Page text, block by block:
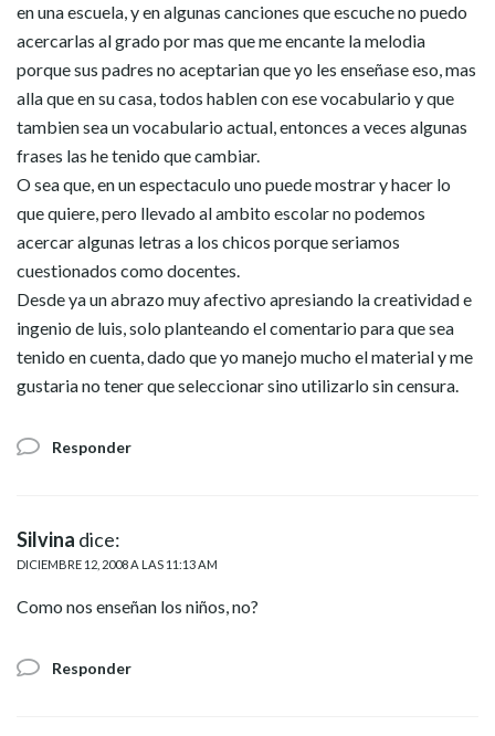
en una escuela, y en algunas canciones que escuche no puedo
acercarlas al grado por mas que me encante la melodia
porque sus padres no aceptarian que yo les enseñase eso, mas
alla que en su casa, todos hablen con ese vocabulario y que
tambien sea un vocabulario actual, entonces a veces algunas
frases las he tenido que cambiar.
O sea que, en un espectaculo uno puede mostrar y hacer lo
que quiere, pero llevado al ambito escolar no podemos
acercar algunas letras a los chicos porque seriamos
cuestionados como docentes.
Desde ya un abrazo muy afectivo apresiando la creatividad e
ingenio de luis, solo planteando el comentario para que sea
tenido en cuenta, dado que yo manejo mucho el material y me
gustaria no tener que seleccionar sino utilizarlo sin censura.
Responder
Silvina dice:
DICIEMBRE 12, 2008 A LAS 11:13 AM
Como nos enseñan los niños, no?
Responder